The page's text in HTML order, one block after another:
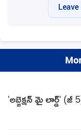
'అబ్జెక్షన్ మై లార్డ్' (జీ